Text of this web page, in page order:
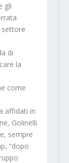
gli
settore
di
la
come
affidati in
Golinelli
sempre
“dopo